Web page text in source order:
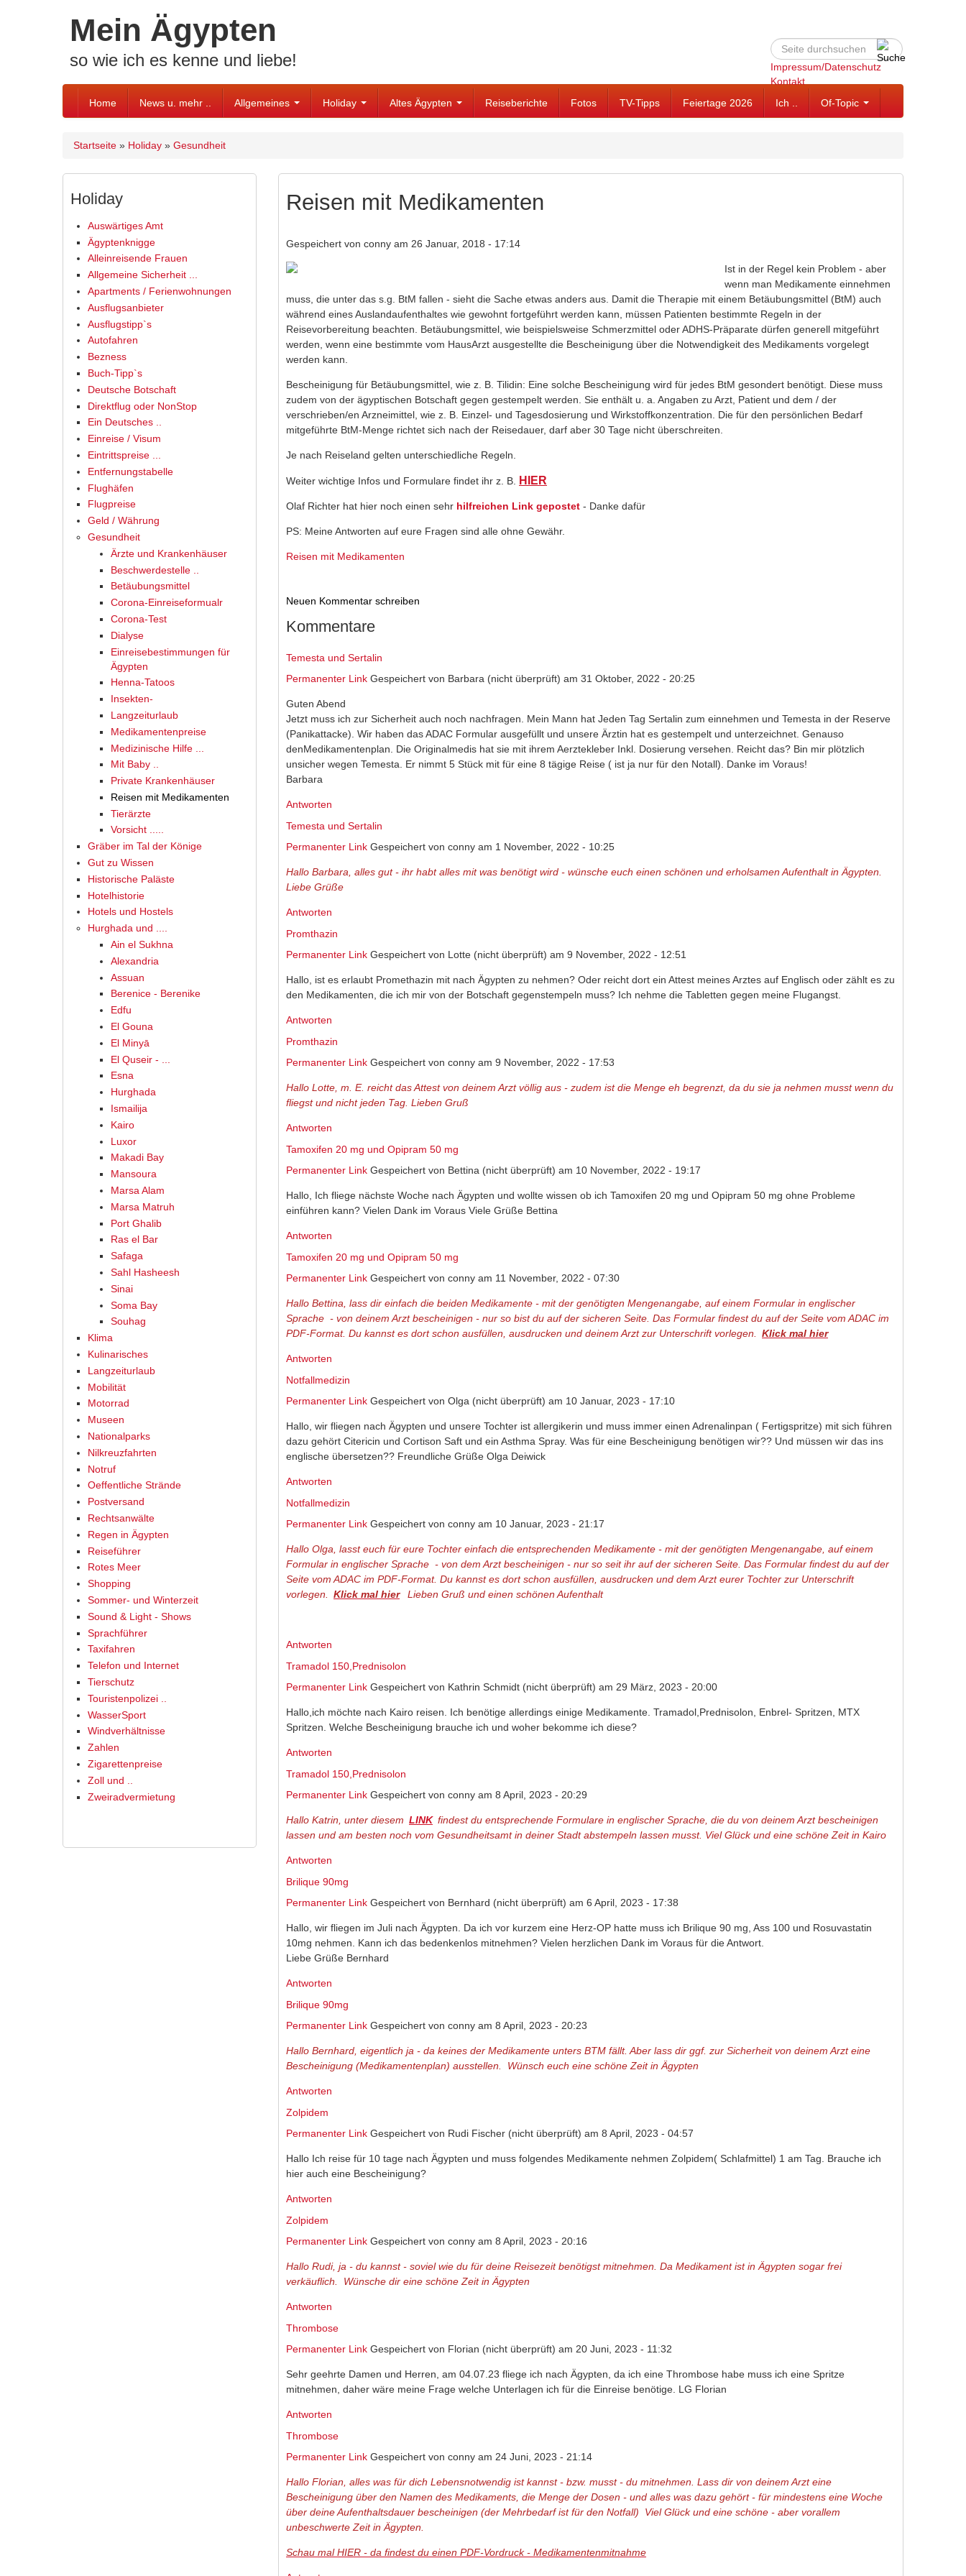
Mein Ägypten
so wie ich es kenne und liebe! Suchformular
Suche
Impressum/Datenschutz
Kontakt
Home
News u. mehr .. Allgemeines Holiday Altes Ägypten Reiseberichte Fotos TV-Tipps Feiertage 2026 Ich .. Of-Topic
Sie sind hier
Startseite » Holiday » Gesundheit
Holiday
Auswärtiges Amt
Ägyptenknigge
Alleinreisende Frauen
Allgemeine Sicherheit ...
Apartments / Ferienwohnungen
Ausflugsanbieter
Ausflugstipp`s
Autofahren
Bezness
Buch-Tipp`s
Deutsche Botschaft
Direktflug oder NonStop
Ein Deutsches ..
Einreise / Visum
Eintrittspreise ...
Entfernungstabelle
Flughäfen
Flugpreise
Geld / Währung
Gesundheit
Ärzte und Krankenhäuser
Beschwerdestelle ..
Betäubungsmittel
Corona-Einreiseformualr
Corona-Test
Dialyse
Einreisebestimmungen für
Ägypten
Henna-Tatoos
Insekten-
Langzeiturlaub
Medikamentenpreise
Medizinische Hilfe ...
Mit Baby ..
Private Krankenhäuser
Reisen mit Medikamenten
Tierärzte
Vorsicht .....
Gräber im Tal der Könige
Gut zu Wissen
Historische Paläste
Hotelhistorie
Hotels und Hostels
Hurghada und ....
Ain el Sukhna
Alexandria
Assuan
Berenice - Berenike
Edfu
El Gouna
El Minyā
El Quseir - ...
Esna
Hurghada
Ismailija
Kairo
Luxor
Makadi Bay
Mansoura
Marsa Alam
Marsa Matruh
Port Ghalib
Ras el Bar
Safaga
Sahl Hasheesh
Sinai
Soma Bay
Souhag
Klima
Kulinarisches
Langzeiturlaub
Mobilität
Motorrad
Museen
Nationalparks
Nilkreuzfahrten
Notruf
Oeffentliche Strände
Postversand
Rechtsanwälte
Regen in Ägypten
Reiseführer
Rotes Meer
Shopping
Sommer- und Winterzeit
Sound & Light - Shows
Sprachführer
Taxifahren
Telefon und Internet
Tierschutz
Touristenpolizei ..
WasserSport
Windverhältnisse
Zahlen
Zigarettenpreise
Zoll und ..
Zweiradvermietung
Reisen mit Medikamenten
Gespeichert von conny am 26 Januar, 2018 - 17:14
Ist in der Regel kein Problem - aber
wenn man Medikamente einnehmen
muss, die unter das s.g. BtM fallen - sieht die Sache etwas anders aus. Damit die Therapie mit einem Betäubungsmittel (BtM) auch
während eines Auslandaufenthaltes wie gewohnt fortgeführt werden kann, müssen Patienten bestimmte Regeln in der
Reisevorbereitung beachten. Betäubungsmittel, wie beispielsweise Schmerzmittel oder ADHS-Präparate dürfen generell mitgeführt
werden, wenn eine bestimmte vom HausArzt ausgestellte die Bescheinigung über die Notwendigkeit des Medikaments vorgelegt
werden kann.
Bescheinigung für Betäubungsmittel, wie z. B. Tilidin: Eine solche Bescheinigung wird für jedes BtM gesondert benötigt. Diese muss
zudem von der ägyptischen Botschaft gegen gestempelt werden . Sie enthält u. a. Angaben zu Arzt, Patient und dem / der
verschrieben/en Arzneimittel, wie z. B. Einzel- und Tagesdosierung und Wirkstoffkonzentration. Die für den persönlichen Bedarf
mitgeführte BtM-Menge richtet sich nach der Reisedauer, darf aber 30 Tage nicht überschreiten.
Je nach Reiseland gelten unterschiedliche Regeln.
Weiter wichtige Infos und Formulare findet ihr z. B. HIER
Olaf Richter hat hier noch einen sehr hilfreichen Link gepostet (link is external)
- Danke dafür
PS: Meine Antworten auf eure Fragen sind alle ohne Gewähr.
Reisen mit Medikamenten
Neuen Kommentar schreiben
Kommentare
Temesta und Sertalin
Permanenter Link Gespeichert von Barbara (nicht überprüft) am 31 Oktober, 2022 - 20:25
Guten Abend
Jetzt muss ich zur Sicherheit auch noch nachfragen. Mein Mann hat Jeden Tag Sertalin zum einnehmen und Temesta in der Reserve
(Panikattacke). Wir haben das ADAC Formular ausgefüllt und unsere Ärztin hat es gestempelt und unterzeichnet. Genauso
denMedikamentenplan. Die Originalmedis hat sie mit ihrem Aerztekleber Inkl. Dosierung versehen. Reicht das? Bin mir plötzlich
unsicher wegen Temesta. Er nimmt 5 Stück mit für eine 8 tägige Reise ( ist ja nur für den Notall). Danke im Voraus!
Barbara
Antworten
Temesta und Sertalin
Permanenter Link Gespeichert von conny am 1 November, 2022 - 10:25
Hallo Barbara, alles gut - ihr habt alles mit was benötigt wird - wünsche euch einen schönen und erholsamen Aufenthalt in Ägypten.
Liebe Grüße
Antworten
Promthazin
Permanenter Link Gespeichert von Lotte (nicht überprüft) am 9 November, 2022 - 12:51
Hallo, ist es erlaubt Promethazin mit nach Ägypten zu nehmen? Oder reicht dort ein Attest meines Arztes auf Englisch oder zählt es zu
den Medikamenten, die ich mir von der Botschaft gegenstempeln muss? Ich nehme die Tabletten gegen meine Flugangst.
Antworten
Promthazin
Permanenter Link Gespeichert von conny am 9 November, 2022 - 17:53
Hallo Lotte, m. E. reicht das Attest von deinem Arzt völlig aus - zudem ist die Menge eh begrenzt, da du sie ja nehmen musst wenn du
fliegst und nicht jeden Tag. Lieben Gruß
Antworten
Tamoxifen 20 mg und Opipram 50 mg
Permanenter Link Gespeichert von Bettina (nicht überprüft) am 10 November, 2022 - 19:17
Hallo, Ich fliege nächste Woche nach Ägypten und wollte wissen ob ich Tamoxifen 20 mg und Opipram 50 mg ohne Probleme
einführen kann? Vielen Dank im Voraus Viele Grüße Bettina
Antworten
Tamoxifen 20 mg und Opipram 50 mg
Permanenter Link Gespeichert von conny am 11 November, 2022 - 07:30
Hallo Bettina, lass dir einfach die beiden Medikamente - mit der genötigten Mengenangabe, auf einem Formular in englischer
Sprache - von deinem Arzt bescheinigen - nur so bist du auf der sicheren Seite. Das Formular findest du auf der Seite vom ADAC im
PDF-Format. Du kannst es dort schon ausfüllen, ausdrucken und deinem Arzt zur Unterschrift vorlegen.
Klick mal hier(link is external)
Antworten
Notfallmedizin
Permanenter Link Gespeichert von Olga (nicht überprüft) am 10 Januar, 2023 - 17:10
Hallo, wir fliegen nach Ägypten und unsere Tochter ist allergikerin und muss immer einen Adrenalinpan ( Fertigspritze) mit sich führen
dazu gehört Citericin und Cortison Saft und ein Asthma Spray. Was für eine Bescheinigung benötigen wir?? Und müssen wir das ins
englische übersetzen?? Freundliche Grüße Olga Deiwick
Antworten
Notfallmedizin
Permanenter Link Gespeichert von conny am 10 Januar, 2023 - 21:17
Hallo Olga, lasst euch für eure Tochter einfach die entsprechenden Medikamente - mit der genötigten Mengenangabe, auf einem
Formular in englischer Sprache - von dem Arzt bescheinigen - nur so seit ihr auf der sicheren Seite. Das Formular findest du auf der
Seite vom ADAC im PDF-Format. Du kannst es dort schon ausfüllen, ausdrucken und dem Arzt eurer Tochter zur Unterschrift
vorlegen.
Klick mal hier(link is external)
Lieben Gruß und einen schönen Aufenthalt
Antworten
Tramadol 150,Prednisolon
Permanenter Link Gespeichert von Kathrin Schmidt (nicht überprüft) am 29 März, 2023 - 20:00
Hallo,ich möchte nach Kairo reisen. Ich benötige allerdings einige Medikamente. Tramadol,Prednisolon, Enbrel- Spritzen, MTX
Spritzen. Welche Bescheinigung brauche ich und woher bekomme ich diese?
Antworten
Tramadol 150,Prednisolon
Permanenter Link Gespeichert von conny am 8 April, 2023 - 20:29
Hallo Katrin, unter diesem LINK(link is external)
findest du entsprechende Formulare in englischer Sprache, die du von deinem Arzt bescheinigen
lassen und am besten noch vom Gesundheitsamt in deiner Stadt abstempeln lassen musst. Viel Glück und eine schöne Zeit in Kairo
Antworten
Brilique 90mg
Permanenter Link Gespeichert von Bernhard (nicht überprüft) am 6 April, 2023 - 17:38
Hallo, wir fliegen im Juli nach Ägypten. Da ich vor kurzem eine Herz-OP hatte muss ich Brilique 90 mg, Ass 100 und Rosuvastatin
10mg nehmen. Kann ich das bedenkenlos mitnehmen? Vielen herzlichen Dank im Voraus für die Antwort.
Liebe Grüße Bernhard
Antworten
Brilique 90mg
Permanenter Link Gespeichert von conny am 8 April, 2023 - 20:23
Hallo Bernhard, eigentlich ja - da keines der Medikamente unters BTM fällt. Aber lass dir ggf. zur Sicherheit von deinem Arzt eine
Bescheinigung (Medikamentenplan) ausstellen. Wünsch euch eine schöne Zeit in Ägypten
Antworten
Zolpidem
Permanenter Link Gespeichert von Rudi Fischer (nicht überprüft) am 8 April, 2023 - 04:57
Hallo Ich reise für 10 tage nach Ägypten und muss folgendes Medikamente nehmen Zolpidem( Schlafmittel) 1 am Tag. Brauche ich
hier auch eine Bescheinigung?
Antworten
Zolpidem
Permanenter Link Gespeichert von conny am 8 April, 2023 - 20:16
Hallo Rudi, ja - du kannst - soviel wie du für deine Reisezeit benötigst mitnehmen. Da Medikament ist in Ägypten sogar frei
verkäuflich. Wünsche dir eine schöne Zeit in Ägypten
Antworten
Thrombose
Permanenter Link Gespeichert von Florian (nicht überprüft) am 20 Juni, 2023 - 11:32
Sehr geehrte Damen und Herren, am 04.07.23 fliege ich nach Ägypten, da ich eine Thrombose habe muss ich eine Spritze
mitnehmen, daher wäre meine Frage welche Unterlagen ich für die Einreise benötige. LG Florian
Antworten
Thrombose
Permanenter Link Gespeichert von conny am 24 Juni, 2023 - 21:14
Hallo Florian, alles was für dich Lebensnotwendig ist kannst - bzw. musst - du mitnehmen. Lass dir von deinem Arzt eine
Bescheinigung über den Namen des Medikaments, die Menge der Dosen - und alles was dazu gehört - für mindestens eine Woche
über deine Aufenthaltsdauer bescheinigen (der Mehrbedarf ist für den Notfall) Viel Glück und eine schöne - aber vorallem
unbeschwerte Zeit in Ägypten.
Schau mal HIER - da findest du einen PDF-Vordruck - Medikamentenmitnahme